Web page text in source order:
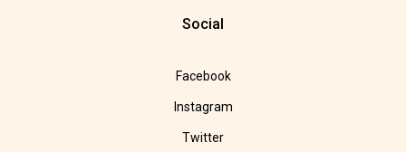
Social
Facebook
Instagram
Twitter